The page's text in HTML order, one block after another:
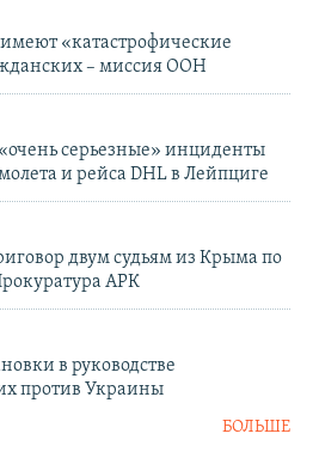
«катастрофические
– миссия ООН
серьезные» инциденты
и рейса DHL в Лейпциге
двум судьям из Крыма по
АРК
в руководстве
против Украины
БОЛЬШЕ